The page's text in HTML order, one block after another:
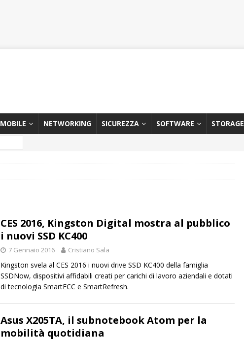
MOBILE NETWORKING SICUREZZA SOFTWARE STORAGE
CES 2016, Kingston Digital mostra al pubblico
i nuovi SSD KC400
7 Gennaio 2016 Cristiano Sala
Kingston svela al CES 2016 i nuovi drive SSD KC400 della famiglia
SSDNow, dispositivi affidabili creati per carichi di lavoro aziendali e dotati
di tecnologia SmartECC e SmartRefresh.
Asus X205TA, il subnotebook Atom per la
mobilità quotidiana